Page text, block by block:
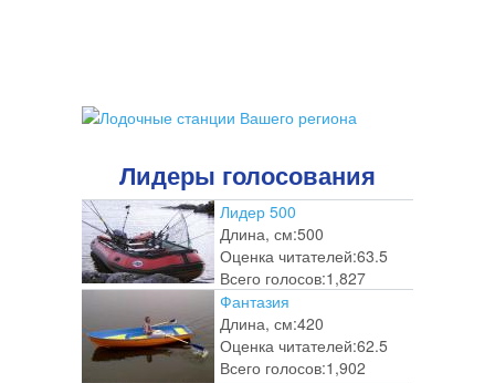
Лидеры голосования
Лидер 500
Длина, см:500
Оценка читателей:63.5
Всего голосов:1,827
Фантазия
Длина, см:420
Оценка читателей:62.5
Всего голосов:1,902